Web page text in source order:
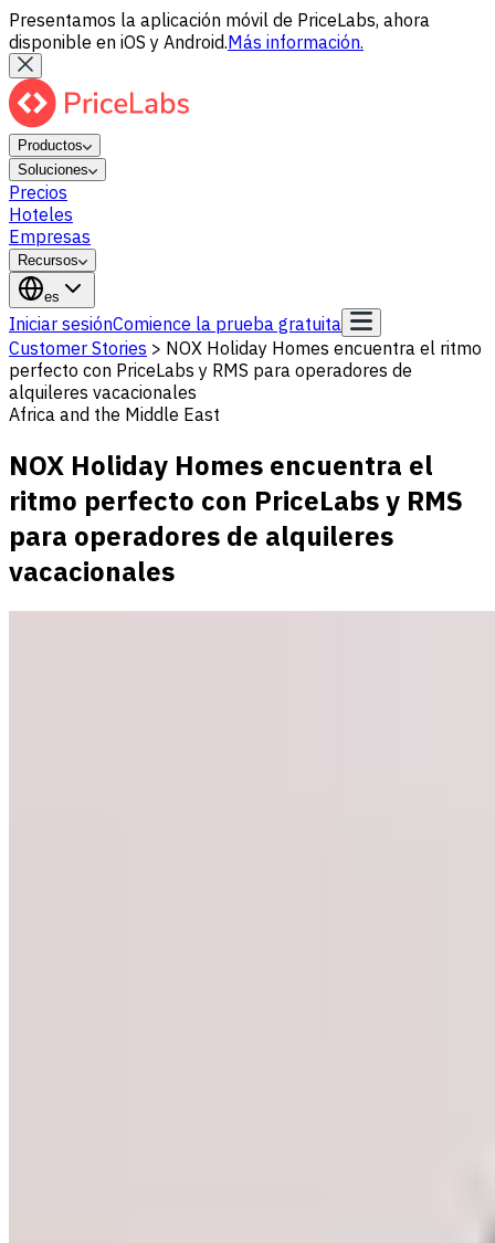
Presentamos la aplicación móvil de PriceLabs, ahora
disponible en iOS y Android.Más información.
Productos
Soluciones
Precios
Hoteles
Empresas
Recursos
es
Iniciar sesiónComience la prueba gratuita
Customer Stories > NOX Holiday Homes encuentra el ritmo
perfecto con PriceLabs y RMS para operadores de
alquileres vacacionales
Africa and the Middle East
NOX Holiday Homes encuentra el
ritmo perfecto con PriceLabs y RMS
para operadores de alquileres
vacacionales